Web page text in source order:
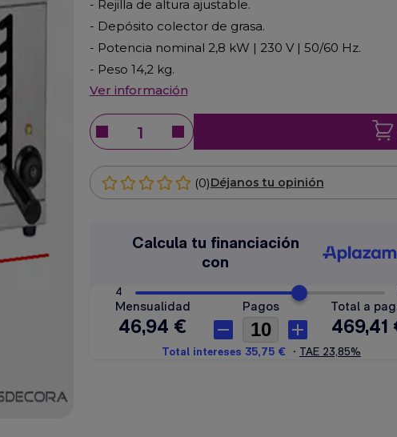
- Rejilla de altura ajustable.
- Depósito colector de grasa.
- Potencia nominal 2,8 kW | 230 V | 50/60 Hz.
- Peso 14,2 kg.
Ver información
(0)Déjanos tu opinión